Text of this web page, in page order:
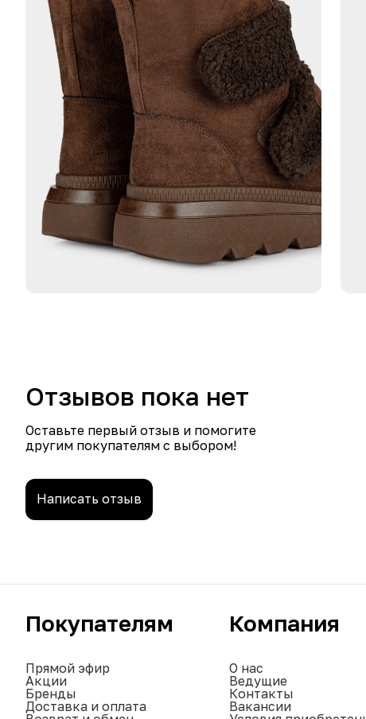
Отзывов пока нет
Оставьте первый отзыв и помогите
другим покупателям с выбором!
Написать отзыв
Покупателям
Прямой эфир
Акции
Бренды
Доставка и оплата
Компания
О нас
Ведущие
Контакты
Вакансии